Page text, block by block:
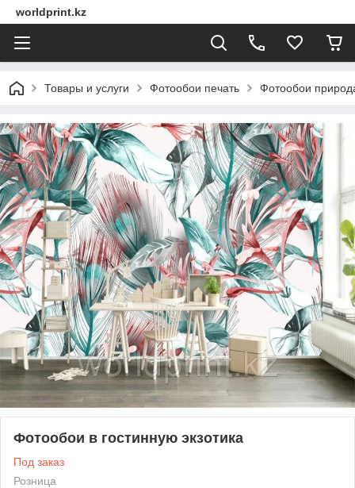
worldprint.kz
Товары и услуги Фотообои печать Фотообои
Фотообои в гостинную экзотика
Под заказ
Розница